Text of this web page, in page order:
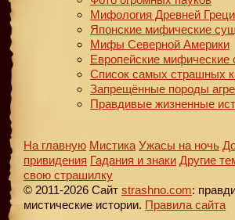
Мифология Древней
Японские мифические
Мифы Северной Америки
Европейские мифические
Список самых страшных
Запрещённые породы
Правдивые жизненные
На главную Мистика Ужасы на ночь
привидения Гадания и знаки Другие
свою страшилку
© 2011-2026 Сайт strashno.com:
мистические истории. Правила сайта